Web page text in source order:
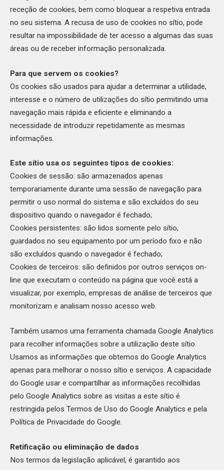
receção de cookies, bem como bloquear a respetiva entrada
no seu sistema. A recusa de uso de cookies no sítio, pode
resultar na impossibilidade de ter acesso a algumas das suas
áreas ou de receber informação personalizada.
Para que servem os cookies?
Os cookies são usados para ajudar a determinar a utilidade,
interesse e o número de utilizações do sítio permitindo uma
navegação mais rápida e eficiente e eliminando a
necessidade de introduzir repetidamente as mesmas
informações.
Este sítio usa os seguintes tipos de cookies:
Cookies de sessão: são armazenados apenas
temporariamente durante uma sessão de navegação para
permitir o uso normal do sistema e são excluídos do seu
dispositivo quando o navegador é fechado;
Cookies persistentes: são lidos somente pelo sítio,
guardados no seu equipamento por um período fixo e não
são excluídos quando o navegador é fechado;
Cookies de terceiros: são definidos por outros serviços on-
line que executam o conteúdo na página que você está a
visualizar, por exemplo, empresas de análise de terceiros que
monitorizam e analisam nosso acesso web.
Também usamos uma ferramenta chamada Google Analytics
para recolher informações sobre a utilização deste sítio.
Usamos as informações que obtemos do Google Analytics
apenas para melhorar o nosso sítio e serviços. A capacidade
do Google usar e compartilhar as informações recolhidas
pelo Google Analytics sobre as visitas a este sítio é
restringida pelos Termos de Uso do Google Analytics e pela
Política de Privacidade do Google.
Retificação ou eliminação de dados
Nos termos da legislação aplicável, é garantido aos